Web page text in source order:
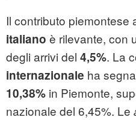
Il contributo piemontese
italiano è rilevante, con
degli arrivi del 4,5%. La
internazionale ha
10,38% in Piemonte,
nazionale del 6,45%. Le